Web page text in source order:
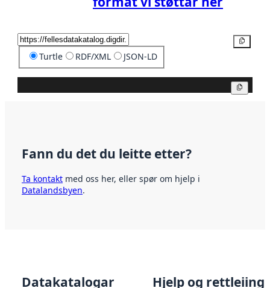
Turtle RDF/XML JSON-LD
Fann du det du leitte etter?
Ta kontakt med oss her, eller spør om hjelp i
Datalandsbyen.
Datakatalogar Hjelp og rettleiing